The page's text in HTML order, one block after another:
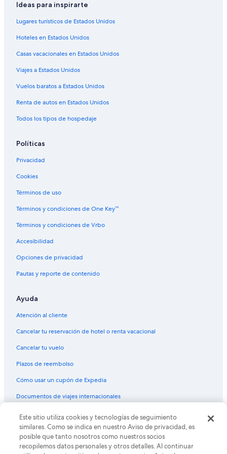
Vuelos de Durango (DGO) a Chicago (MDW)
Vuelos de Delta (DTA) a Chicago (MDW)
Vuelos de Detroit (DTW) a Chicago (MDW)
Vuelos de Newark (EWR) a Chicago (MDW)
Vuelos de Greensboro (GSO) a Chicago (MDW)
Vuelos de Hermosillo (HMO) a Chicago (MDW)
Vuelos de Houston (HOU) a Chicago (MDW)
Vuelos de Harlingen (HRL) a Chicago (MDW)
Vuelos de Wichita (ICT) a Chicago (MDW)
Vuelos de Wilmington (ILM) a Chicago (MDW)
Vuelos de Jacksonville (JAX) a Chicago (MDW)
Vuelos de Nueva York (JFK) a Chicago (MDW)
Vuelos de Las Vegas (LAS) a Chicago (MDW)
Vuelos de Los Ángeles (LAX) a Chicago (MDW)
Vuelos de Nueva York (LGA) a Chicago (MDW)
Vuelos de Kansas City (MCI) a Chicago (MDW)
Vuelos de Manta (MEC) a Chicago (MDW)
Vuelos de McAllen (MFE) a Chicago (MDW)
Vuelos de Morelia (MLM) a Chicago (MDW)
Ideas para inspirarte
Lugares turísticos de Estados Unidos
Hoteles en Estados Unidos
Casas vacacionales en Estados Unidos
Viajes a Estados Unidos
Vuelos baratos a Estados Unidos
Renta de autos en Estados Unidos
Todos los tipos de hospedaje
Políticas
Privacidad
Cookies
Términos de uso
Términos y condiciones de One Key™
Términos y condiciones de Vrbo
Accesibilidad
Opciones de privacidad
Pautas y reporte de contenido
Ayuda
Atención al cliente
Cancelar tu reservación de hotel o renta vacacional
Cancelar tu vuelo
Plazos de reembolso
Cómo usar un cupón de Expedia
Documentos de viajes internacionales
© 2026 Expedia, Inc., una empresa de Expedia Group. Todos los
derechos reservados. Expedia y el logo de Expedia son marcas
registradas o marcas comerciales de Expedia, Inc. CST# 2029030-50.
Este sitio utiliza cookies y tecnologías de seguimiento
similares. Como se indica en nuestro Aviso de privacidad, es
posible que tanto nosotros como nuestros socios
recopilemos datos personales y otros detalles. Al continuar